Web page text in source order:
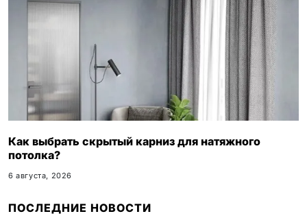
Как выбрать скрытый карниз для натяжного
потолка?
6 августа, 2026
ПОСЛЕДНИЕ НОВОСТИ